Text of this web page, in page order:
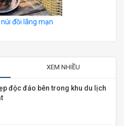
đồi lãng mạn
XEM NHIỀU
độc đáo bên trong khu du lịch